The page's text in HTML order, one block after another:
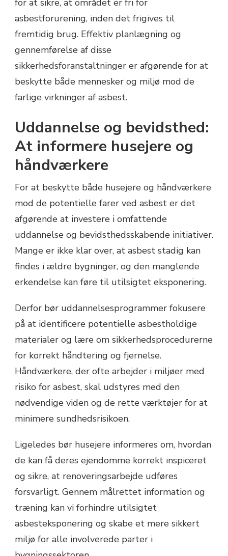
for at sikre, at området er fri for
asbestforurening, inden det frigives til
fremtidig brug. Effektiv planlægning og
gennemførelse af disse
sikkerhedsforanstaltninger er afgørende for at
beskytte både mennesker og miljø mod de
farlige virkninger af asbest.
Uddannelse og bevidsthed:
At informere husejere og
håndværkere
For at beskytte både husejere og håndværkere
mod de potentielle farer ved asbest er det
afgørende at investere i omfattende
uddannelse og bevidsthedsskabende initiativer.
Mange er ikke klar over, at asbest stadig kan
findes i ældre bygninger, og den manglende
erkendelse kan føre til utilsigtet eksponering.
Derfor bør uddannelsesprogrammer fokusere
på at identificere potentielle asbestholdige
materialer og lære om sikkerhedsprocedurerne
for korrekt håndtering og fjernelse.
Håndværkere, der ofte arbejder i miljøer med
risiko for asbest, skal udstyres med den
nødvendige viden og de rette værktøjer for at
minimere sundhedsrisikoen.
Ligeledes bør husejere informeres om, hvordan
de kan få deres ejendomme korrekt inspiceret
og sikre, at renoveringsarbejde udføres
forsvarligt. Gennem målrettet information og
træning kan vi forhindre utilsigtet
asbesteksponering og skabe et mere sikkert
miljø for alle involverede parter i